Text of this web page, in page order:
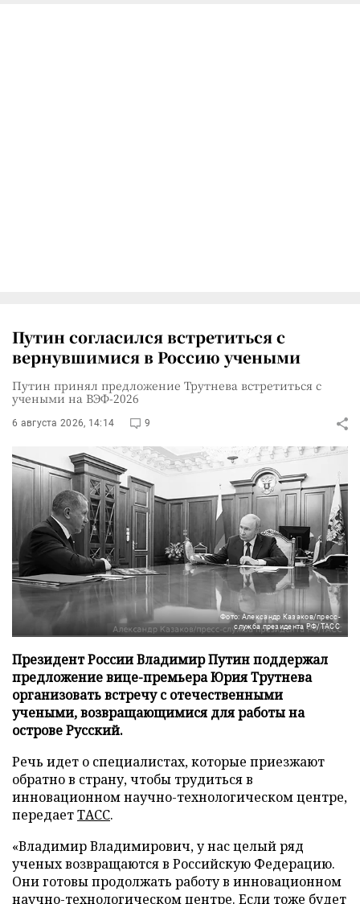
Путин согласился встретиться с
вернувшимися в Россию учеными
Путин принял предложение Трутнева встретиться с
учеными на ВЭФ-2026
6 августа 2026, 14:14 9
Фото: Александр Казаков/пресс-
служба президента РФ/ТАСС
Президент России Владимир Путин поддержал
предложение вице-премьера Юрия Трутнева
организовать встречу с отечественными
учеными, возвращающимися для работы на
острове Русский.
Речь идет о специалистах, которые приезжают
обратно в страну, чтобы трудиться в
инновационном научно-технологическом центре,
передаетТАСС.
«Владимир Владимирович, у нас целый ряд
ученых возвращаются в Российскую Федерацию.
Они готовы продолжать работу в инновационном
научно-технологическом центре. Если тоже будет